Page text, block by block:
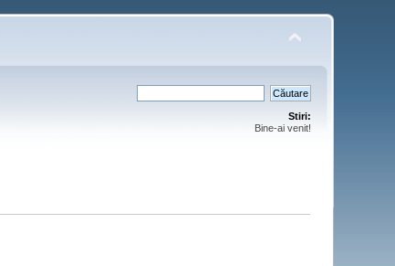
Stiri:
Bine-ai venit!